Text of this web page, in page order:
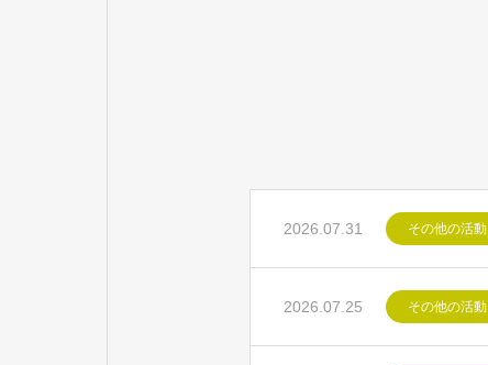
2026.07.31 その他の活動
2026.07.25 その他の活動